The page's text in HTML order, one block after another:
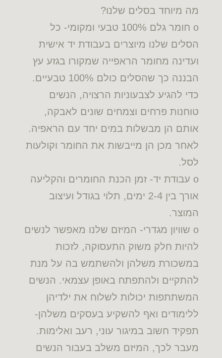
מה מיוחד בסלים שלנו?
o חומר גלם 100% טבעי ומקומי- כל
הסלים שלנו מיוצרים בעבודת יד אישית
ועדינה מחומר הראפייה שמקורו בגזע עץ
הבננה כך שהסלים כולם 100% טבעיים.
כדי להגיע לצבעוניות הרצויה, הנשים
טוחנות פרחים וצמחים שונים לאבקה,
אותם הן מבשלות במים יחד עם הראפיה.
לאחר מכן הן מייבשות את החומר וקולעות
לסל.
o עבודת יד- זמן הכנת החומרים והקליעה
אורך בין 2-4 ימים, תלוי בגודל ועיצוב
המוצר.
o שוויון מגדרי- המיזם שלנו מאפשר לנשים
להיות חלק משוק התעסוקה, לזכות
במשכורת משלהן ולהשתמש בה על מנת
להתקיים ולהתפתח באופן עצמאי. הנשים
המשתתפות יכולות לשלוח את ילדיהן
ללימודים ואף להשקיע בעסקים משלהן-
תפקיד חשוב במיגור עוני, רעב ואלימות.
מעבר לכך, המיזם משלב בעבור הנשים